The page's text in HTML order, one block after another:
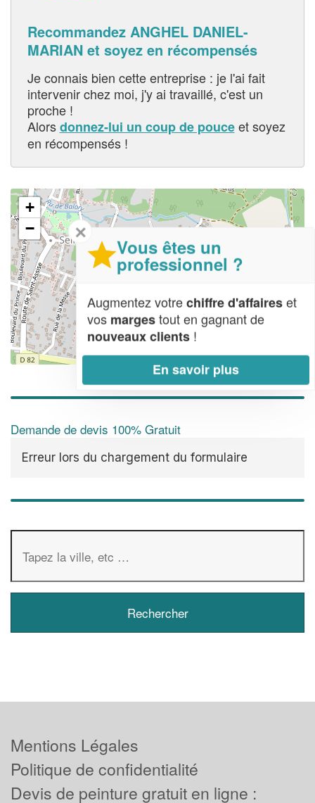
Recommandez ANGHEL DANIEL-
MARIAN et soyez en récompensés
Je connais bien cette entreprise : je l'ai fait
intervenir chez moi, j'y ai travaillé, c'est un
proche !
Alorsdonnez-lui un coup de pouceet soyez
en récompensés !
+
−
Leaflet| Map data ©OpenStreetMap contributors,CC-BY-SA
Demande de devis 100% Gratuit
Erreur lors du chargement du formulaire
✕
Vous êtes un
professionnel ?
Augmentez votrechiffre d'affaireset
vos margestout en gagnant de
nouveaux clients !
En savoir plus
Mentions Légales
Politique de confidentialité
Devis de peinture gratuit en ligne :